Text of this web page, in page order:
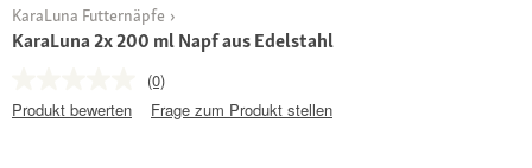
KaraLuna Futternäpfe
KaraLuna 2x 200 ml Napf aus Edelstahl
(0)
Produkt bewerten
Frage zum Produkt stellen